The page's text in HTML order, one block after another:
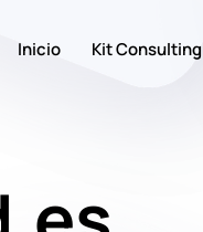
Inicio Kit Consulting